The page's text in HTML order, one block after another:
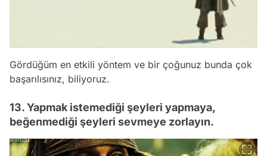
Gördüğüm en etkili yöntem ve bir çoğunuz bunda çok
başarılısınız, biliyoruz.
13. Yapmak istemediği şeyleri yapmaya,
beğenmediği şeyleri sevmeye zorlayın.